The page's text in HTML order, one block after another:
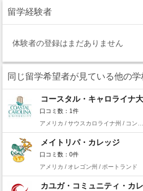
留学経験者
体験者の登録はまだありません
同じ留学希望者が見ている他の学
コースタル・キャロライナ
口コミ数：1件
メイトリパ・カレッジ
口コミ数：0件
アメリカ / オレゴン州 / ポートランド
カユガ・コミュニティ・カ